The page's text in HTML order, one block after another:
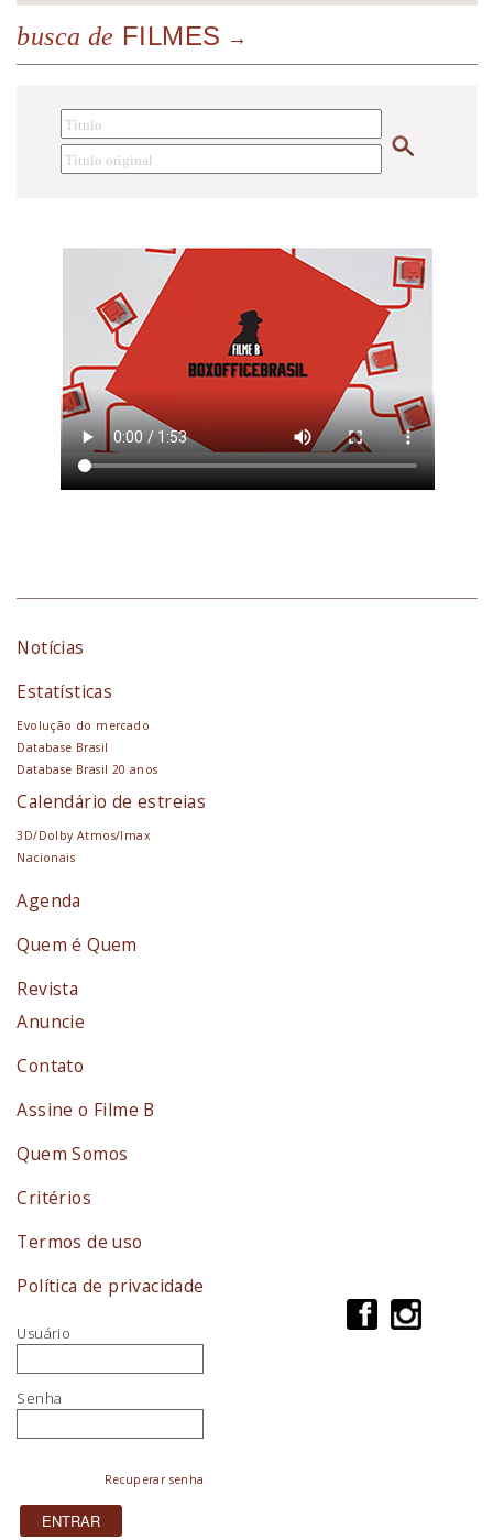
busca de FILMES
Notícias
Estatísticas
Evolução do mercado
Database Brasil
Database Brasil 20 anos
Calendário de estreias
3D/Dolby Atmos/Imax
Nacionais
Agenda
Quem é Quem
Revista
Anuncie
Contato
Assine o Filme B
Quem Somos
Critérios
Termos de uso
Política de privacidade
Usuário
Senha
Recuperar senha